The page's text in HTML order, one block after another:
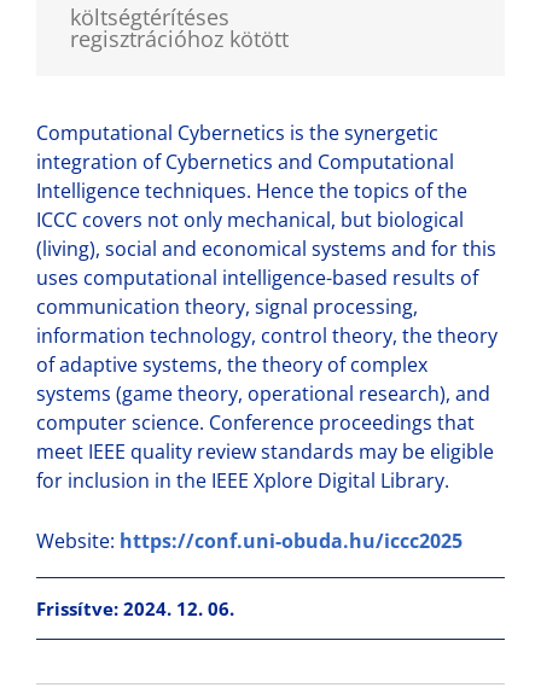
költségtérítéses
regisztrációhoz kötött
Computational Cybernetics is the synergetic
integration of Cybernetics and Computational
Intelligence techniques. Hence the topics of the
ICCC covers not only mechanical, but biological
(living), social and economical systems and for this
uses computational intelligence-based results of
communication theory, signal processing,
information technology, control theory, the theory
of adaptive systems, the theory of complex
systems (game theory, operational research), and
computer science. Conference proceedings that
meet IEEE quality review standards may be eligible
for inclusion in the IEEE Xplore Digital Library.
Website: https://conf.uni-obuda.hu/iccc2025
Frissítve: 2024. 12. 06.